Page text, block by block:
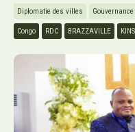
Diplomatie des villes
Congo RDC BRAZZAVILLE